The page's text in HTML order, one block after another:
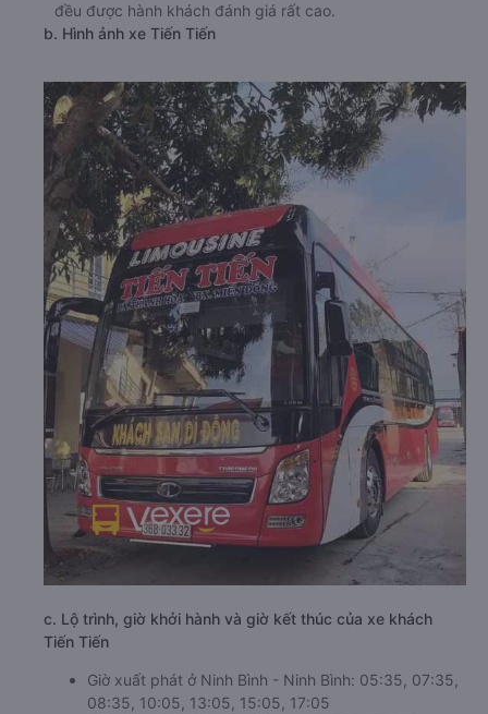
đều được hành khách đánh giá rất cao.
b. Hình ảnh xe Tiến Tiến
c. Lộ trình, giờ khởi hành và giờ kết thúc của xe khách
Tiến Tiến
Giờ xuất phát ở Ninh Bình - Ninh Bình: 05:35, 07:35,
08:35, 10:05, 13:05, 15:05, 17:05